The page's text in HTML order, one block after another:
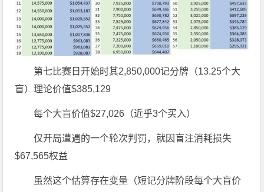
第七比赛日开始时其2,850,000记分牌（13.25个大
盲）理论价值$385,129
每个大盲价值$27,026（近乎3个买入）
仅开局遭遇的一个轮次判罚，就因盲注消耗损失
$67,565权益
虽然这个估算存在变量（短记分牌阶段每个大盲价